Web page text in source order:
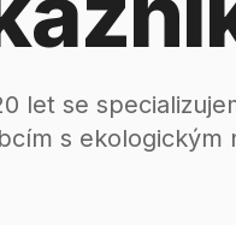
let se
s ekologickým